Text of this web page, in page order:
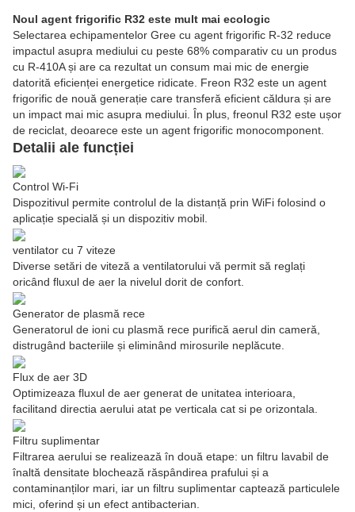
Noul agent frigorific R32 este mult mai ecologic
Selectarea echipamentelor Gree cu agent frigorific R-32 reduce
impactul asupra mediului cu peste 68% comparativ cu un produs
cu R-410A și are ca rezultat un consum mai mic de energie
datorită eficienței energetice ridicate. Freon R32 este un agent
frigorific de nouă generație care transferă eficient căldura și are
un impact mai mic asupra mediului. În plus, freonul R32 este ușor
de reciclat, deoarece este un agent frigorific monocomponent.
Detalii ale funcției
Control Wi-Fi
Dispozitivul permite controlul de la distanță prin WiFi folosind o
aplicație specială și un dispozitiv mobil.
ventilator cu 7 viteze
Diverse setări de viteză a ventilatorului vă permit să reglați
oricând fluxul de aer la nivelul dorit de confort.
Generator de plasmă rece
Generatorul de ioni cu plasmă rece purifică aerul din cameră,
distrugând bacteriile și eliminând mirosurile neplăcute.
Flux de aer 3D
Optimizeaza fluxul de aer generat de unitatea interioara,
facilitand directia aerului atat pe verticala cat si pe orizontala.
Filtru suplimentar
Filtrarea aerului se realizează în două etape: un filtru lavabil de
înaltă densitate blochează răspândirea prafului și a
contaminanților mari, iar un filtru suplimentar captează particulele
mici, oferind și un efect antibacterian.